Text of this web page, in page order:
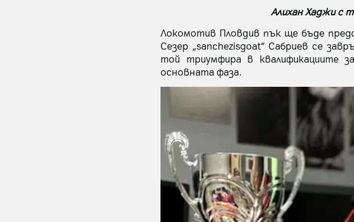
Алихан Хаджи с
Локомотив Пловдив пък ще бъде
Сезер „sanchezisgoat“ Сабриев се
той триумфира в квалификациите
основната фаза.